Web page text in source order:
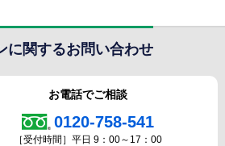
に関するお問い合わせ
お電話でご相談
0120-758-541
［受付時間］平日 9：00～17：00